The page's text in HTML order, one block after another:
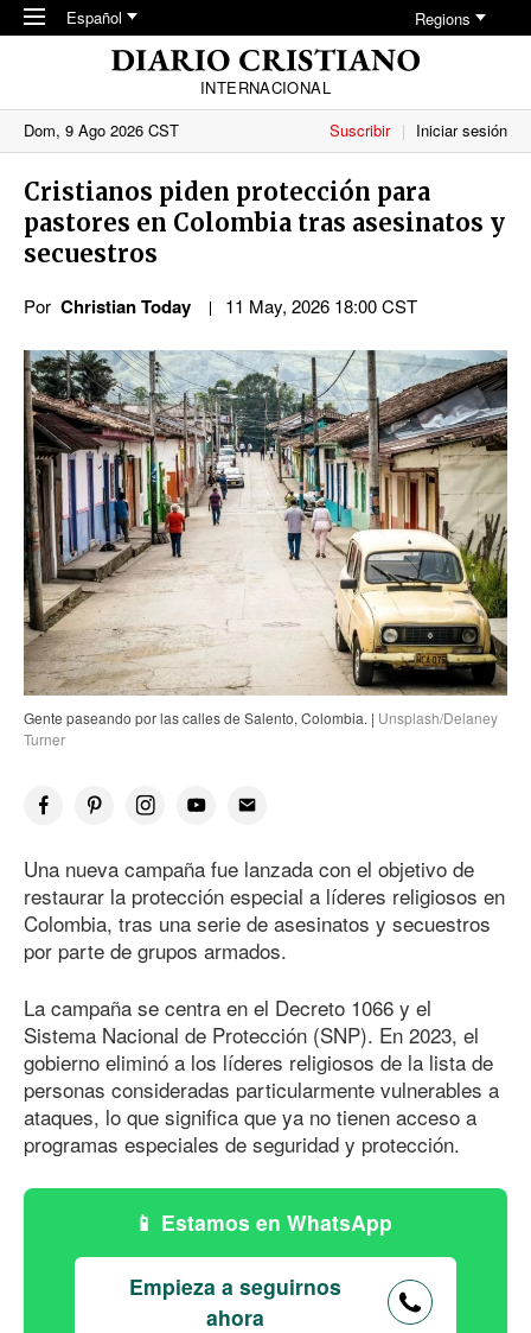
Skip to main content
Español Regions
INTERNACIONAL
Dom, 9 Ago 2026 CST
Suscribir Iniciar sesión
Cristianos piden protección para
pastores en Colombia tras asesinatos y
secuestros
Por Christian Today 11 May, 2026 18:00 CST
Gente paseando por las calles de Salento, Colombia. | Unsplash/Delaney
Turner
Una nueva campaña fue lanzada con el objetivo de
restaurar la protección especial a líderes religiosos en
Colombia, tras una serie de asesinatos y secuestros
por parte de grupos armados.
La campaña se centra en el Decreto 1066 y el
Sistema Nacional de Protección (SNP). En 2023, el
gobierno eliminó a los líderes religiosos de la lista de
personas consideradas particularmente vulnerables a
ataques, lo que significa que ya no tienen acceso a
programas especiales de seguridad y protección.
Estamos en WhatsApp
Empieza a seguirnos
ahora